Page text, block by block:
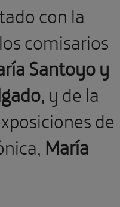
con la
comisarios
Santoyo y
y de la
de
María